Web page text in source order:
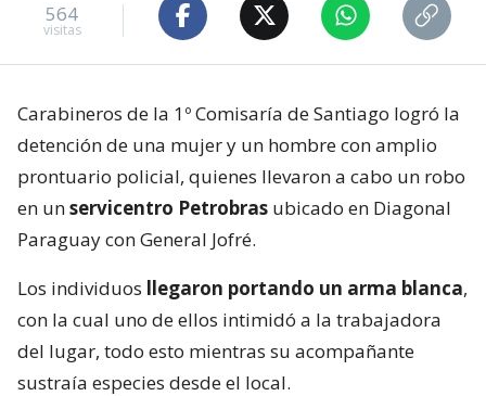
564
visitas
Carabineros de la 1º Comisaría de Santiago logró la
detención de una mujer y un hombre con amplio
prontuario policial, quienes llevaron a cabo un robo
en unservicentro Petrobras ubicado en Diagonal
Paraguay con General Jofré.
Los individuos llegaron portando un arma blanca,
con la cual uno de ellos intimidó a la trabajadora
del lugar, todo esto mientras su acompañante
sustraía especies desde el local.